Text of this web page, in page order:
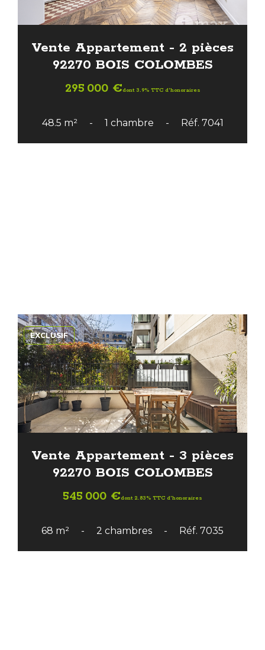
Vente Appartement - 2 pièces
92270 BOIS COLOMBES
295 000 €dont 3.9% TTC d'honoraires
48.5 m² 1 chambre Réf. 7041
EXCLUSIF
Vente Appartement - 3 pièces
92270 BOIS COLOMBES
545 000 €dont 2.83% TTC d'honoraires
68 m² 2 chambres Réf. 7035